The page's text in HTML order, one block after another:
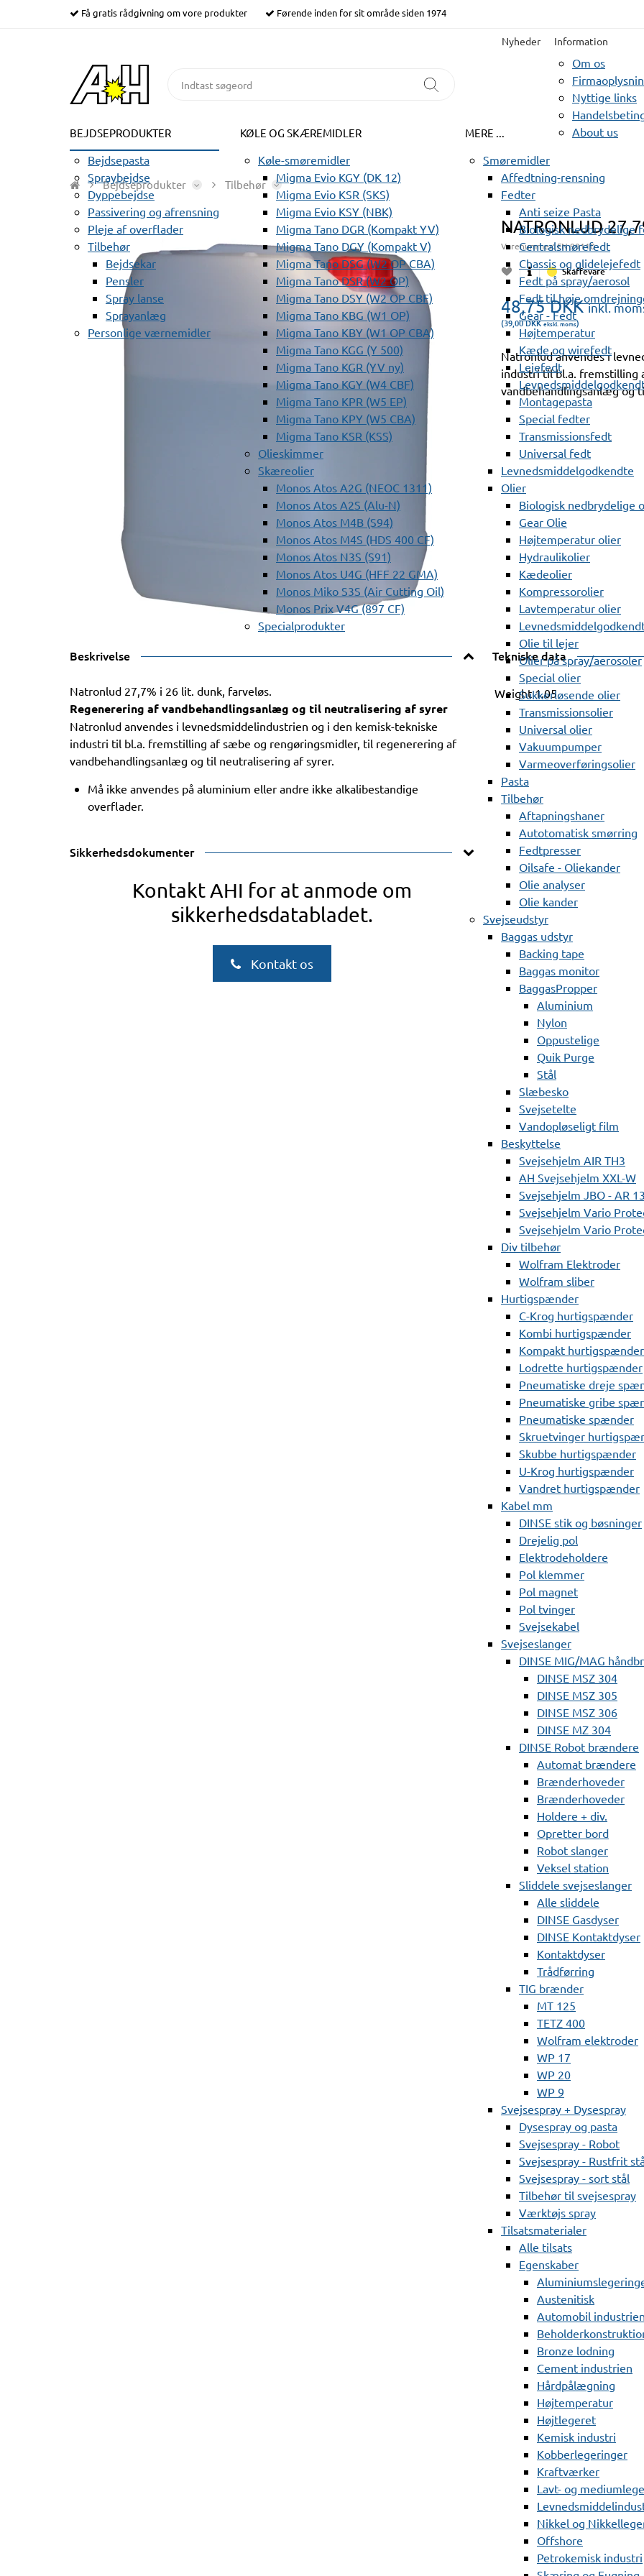
Få gratis rådgivning om vore produkter Førende inden for sit område siden 1974
Nyheder Information
Om os
Nyttige links
About us
BEJDSEPRODUKTER
Bejdsepasta
Spraybejdse
Dyppebejdse
Passivering og afrensning
Pleje af overflader
Tilbehør
Bejdsekar
Pensler
Spray lanse
Sprayanlæg
Personlige værnemidler
KØLE OG SKÆREMIDLER
Køle-smøremidler
Migma Evio KGY (DK 12)
Migma Evio KSR (SKS)
Migma Evio KSY (NBK)
Migma Tano DGR (Kompakt YV)
Migma Tano DGY (Kompakt V)
Migma Tano DSG (W2 OP CBA)
Migma Tano DSR (W2 OP)
Migma Tano DSY (W2 OP CBF)
Migma Tano KBG (W1 OP)
Migma Tano KBY (W1 OP CBA)
Migma Tano KGG (Y 500)
Migma Tano KGR (YV ny)
Migma Tano KGY (W4 CBF)
Migma Tano KPR (W5 EP)
Migma Tano KPY (W5 CBA)
Migma Tano KSR (KSS)
Olieskimmer
Skæreolier
Monos Atos A2G (NEOC 1311)
Monos Atos A2S (Alu-N)
Monos Atos M4B (S94)
Monos Atos M4S (HDS 400 CF)
Monos Atos N3S (S91)
Monos Atos U4G (HFF 22 GMA)
Monos Miko S3S (Air Cutting Oil)
Monos Prix V4G (897 CF)
Specialprodukter
MERE ...
Smøremidler
Affedtning-rensning
Fedter
Anti seize Pasta
Biologisk nedbrydelige
Centralsmørefedt
Chassis og glidelejefedt
Fedt på spray/aerosol
Fedt til høje
Gear - Fedt
Højtemperatur
Kæde og wirefedt
Lejefedt
Montagepasta
Special fedter
Transmissionsfedt
Universal fedt
Levnedsmiddelgodkendte
Olier
Biologisk nedbrydelige
Gear Olie
Højtemperatur olier
Hydraulikolier
Kædeolier
Kompressorolier
Lavtemperatur olier
Olie til lejer
Olier på spray/aerosoler
Special olier
Sukkerløsende olier
Transmissionsolier
Universal olier
Vakuumpumper
Varmeoverføringsolier
Pasta
Tilbehør
Aftapningshaner
Autotomatisk smørring
Fedtpresser
Oilsafe - Oliekander
Olie analyser
Olie kander
Svejseudstyr
Baggas udstyr
Backing tape
Baggas monitor
BaggasPropper
Aluminium
Nylon
Oppustelige
Quik Purge
Stål
Slæbesko
Svejsetelte
Vandopløseligt film
Beskyttelse
Svejsehjelm AIR TH3
AH Svejsehjelm XXL-W
Svejsehjelm JBO - AR
Svejsehjelm Vario
Svejsehjelm Vario
Div tilbehør
Wolfram Elektroder
Wolfram sliber
Hurtigspænder
C-Krog hurtigspænder
Kombi hurtigspænder
Kompakt hurtigspænder
Lodrette hurtigspænder
Pneumatiske dreje
Pneumatiske gribe
Pneumatiske spænder
Skruetvinger
Skubbe hurtigspænder
U-Krog hurtigspænder
Vandret hurtigspænder
Kabel mm
DINSE stik og bøsninger
Drejelig pol
Elektrodeholdere
Pol klemmer
Pol magnet
Pol tvinger
Svejsekabel
Svejseslanger
DINSE MIG/MAG
DINSE MSZ 304
DINSE MSZ 305
DINSE MSZ 306
DINSE MZ 304
DINSE Robot brændere
Automat brændere
Brænderhoveder
Brænderhoveder
Holdere + div.
Opretter bord
Robot slanger
Veksel station
Sliddele svejseslanger
Alle sliddele
DINSE Gasdyser
DINSE Kontaktdyser
Kontaktdyser
Trådførring
TIG brænder
MT 125
TETZ 400
Wolfram elektroder
WP 17
WP 20
WP 9
Svejsespray + Dysespray
Dysespray og pasta
Svejsespray - Robot
Svejsespray - Rustfrit
Svejsespray - sort stål
Tilbehør til svejsespray
Værktøjs spray
Tilsatsmaterialer
Alle tilsats
Egenskaber
Austenitisk
Automobil industrien
Bronze lodning
Cement industrien
Hårdpålægning
Højtemperatur
Højtlegeret
Kemisk industri
Kobberlegeringer
Kraftværker
Lavt- og
Nikkel og
Offshore
Petrokemisk industri
Bejdseprodukter Tilbehør
NATRONLUD
Varenummer:FN 99110
Skaffevare
48,75DKK inkl.
(39,00DKK ekskl. moms)
Natronlud anvendes i
industri til bl.a. fremstilling
vandbehandlingsanlæg og
Beskrivelse
Natronlud 27,7% i 26 lit. dunk, farveløs.
Regenerering af vandbehandlingsanlæg og til neutralisering af syrer
Natronlud anvendes i levnedsmiddelindustrien og i den kemisk-tekniske
industri til bl.a. fremstilling af sæbe og rengøringsmidler, til regenerering af
vandbehandlingsanlæg og til neutralisering af syrer.
Må ikke anvendes på aluminium eller andre ikke alkalibestandige
overflader.
Tekniske data
Weight 1.05
Sikkerhedsdokumenter
Kontakt AHI for at anmode om
sikkerhedsdatabladet.
Kontakt os